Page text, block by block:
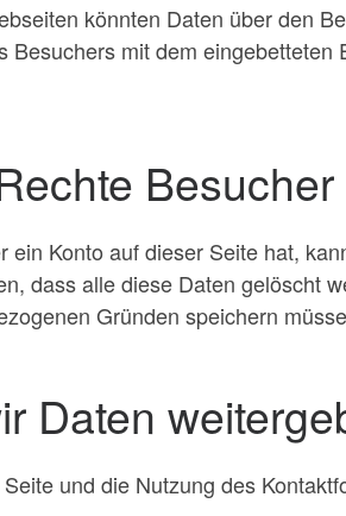
könnten Daten über den
Besuchers mit dem
ein Konto auf dieser Seite hat,
dass alle diese Daten gelöscht
Gründen speichern
Daten
und die Nutzung des